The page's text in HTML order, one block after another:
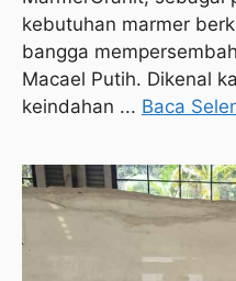
kebutuhan marmer
bangga
Macael Putih. Dikenal
keindahan ... Baca